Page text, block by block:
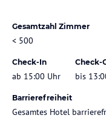
Gesamtzahl Zimmer
< 500
Check-In
ab 15:00 Uhr
Check-
bis
Barrierefreiheit
Gesamtes Hotel